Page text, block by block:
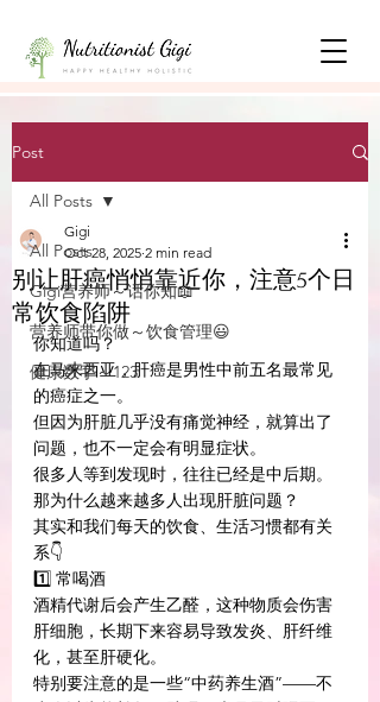
Post
All Posts
Gigi营养师～话你知📖
营养师带你做～饮食管理😃
健康数字～123
All Posts
别让肝癌悄悄靠近你，注意5个日
常饮食陷阱
Gigi
Oct 28, 2025 2 min read
你知道吗？
在马来西亚，肝癌是男性中前五名最常见
的癌症之一。
但因为肝脏几乎没有痛觉神经，就算出了
问题，也不一定会有明显症状。
很多人等到发现时，往往已经是中后期。
那为什么越来越多人出现肝脏问题？
其实和我们每天的饮食、生活习惯都有关
系👇
1️⃣ 常喝酒
酒精代谢后会产生乙醛，这种物质会伤害
肝细胞，长期下来容易导致发炎、肝纤维
化，甚至肝硬化。
特别要注意的是一些“中药养生酒”——不